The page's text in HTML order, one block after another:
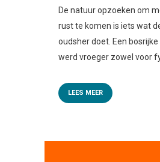
De natuur opzoeken om
rust te komen is iets wat
oudsher doet. Een
werd vroeger zowel voor
LEES MEER